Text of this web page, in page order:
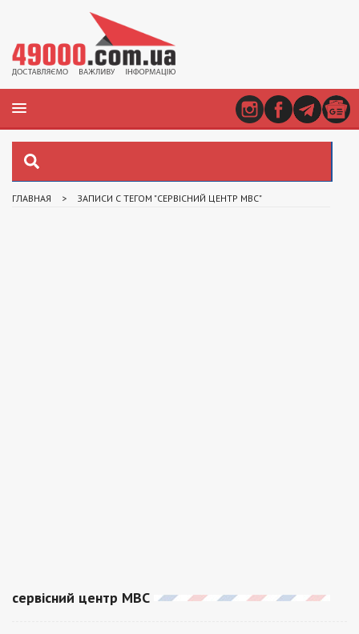
ГЛАВНАЯ > ЗАПИСИ С ТЕГОМ "СЕРВІСНИЙ ЦЕНТР МВС"
сервісний центр МВС